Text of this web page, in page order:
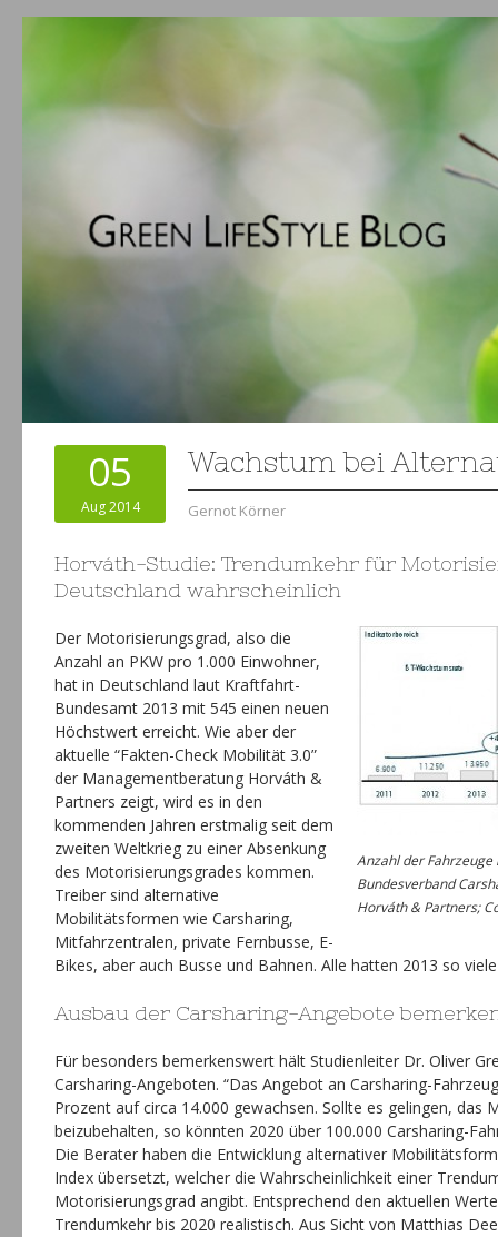
05
Aug 2014
Wachstum bei
Gernot Körner
Horváth-Studie: Trendumkehr für
Deutschland wahrscheinlich
Anzahl der
Bundesverband
Horváth & Partners;
Der Motorisierungsgrad, also die
Anzahl an PKW pro 1.000 Einwohner,
hat in Deutschland laut Kraftfahrt-
Bundesamt 2013 mit 545 einen neuen
Höchstwert erreicht. Wie aber der
aktuelle “Fakten-Check Mobilität 3.0”
der Managementberatung Horváth &
Partners zeigt, wird es in den
kommenden Jahren erstmalig seit dem
zweiten Weltkrieg zu einer Absenkung
des Motorisierungsgrades kommen.
Treiber sind alternative
Mobilitätsformen wie Carsharing,
Mitfahrzentralen, private Fernbusse, E-
Bikes, aber auch Busse und Bahnen. Alle hatten 2013 so
Ausbau der Carsharing-Angebote
Für besonders bemerkenswert hält Studienleiter Dr. Oliver
Carsharing-Angeboten. “Das Angebot an Carsharing-
Prozent auf circa 14.000 gewachsen. Sollte es gelingen, das
beizubehalten, so könnten 2020 über 100.000 Carsharing-
Die Berater haben die Entwicklung alternativer
Index übersetzt, welcher die Wahrscheinlichkeit einer
Motorisierungsgrad angibt. Entsprechend den aktuellen
Trendumkehr bis 2020 realistisch. Aus Sicht von Matthias